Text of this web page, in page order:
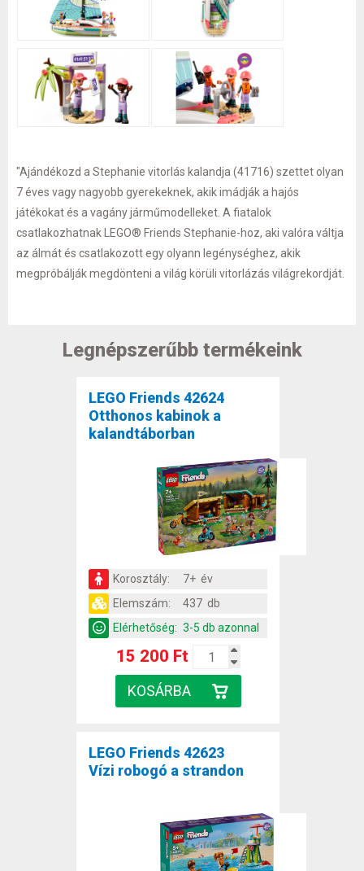
"Ajándékozd a Stephanie vitorlás kalandja (41716) szettet olyan
7 éves vagy nagyobb gyerekeknek, akik imádják a hajós
játékokat és a vagány járműmodelleket. A fiatalok
csatlakozhatnak LEGO® Friends Stephanie-hoz, aki valóra váltja
az álmát és csatlakozott egy olyann legénységhez, akik
megpróbálják megdönteni a világ körüli vitorlázás világrekordját.
Legnépszerűbb termékeink
LEGO Friends 42624
Otthonos kabinok a
kalandtáborban
Korosztály:
7+ év
Elemszám:
437 db
Elérhetőség: 3-5 db azonnal
15 200 Ft
LEGO Friends 42623
Vízi robogó a strandon